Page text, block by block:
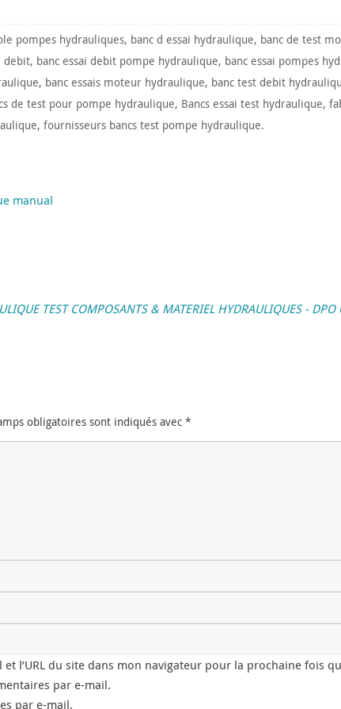
pompes hydrauliques, banc d essai hydraulique, banc de test
debit, banc essai debit pompe hydraulique, banc essai pompes
, banc essais moteur hydraulique, banc test debit
de test pour pompe hydraulique, Bancs essai test hydraulique,
, fournisseurs bancs test pompe hydraulique.
manual
TEST COMPOSANTS & MATERIEL HYDRAULIQUES -
obligatoires sont indiqués avec *
l’URL du site dans mon navigateur pour la prochaine fois
par e-mail.
par e-mail.